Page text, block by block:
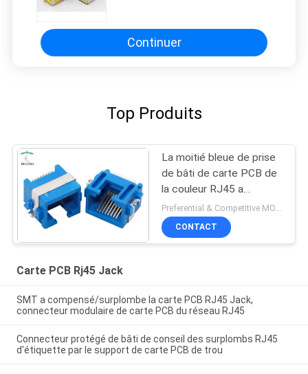
Continuer
Top Produits
La moitié bleue de prise
de bâti de carte PCB de
la couleur RJ45 a
protégé le lancement
terminal de 1.27mm pour
l'Ethernet
CONTACT
Carte PCB Rj45 Jack
SMT a compensé/surplombe la carte PCB RJ45 Jack,
connecteur modulaire de carte PCB du réseau RJ45
Connecteur protégé de bâti de conseil des surplombs RJ45
d'étiquette par le support de carte PCB de trou